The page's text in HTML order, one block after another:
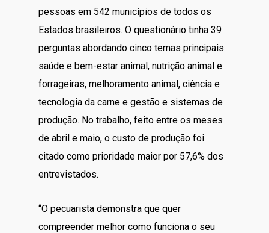
pessoas em 542 municípios de todos os
Estados brasileiros. O questionário tinha 39
perguntas abordando cinco temas principais:
saúde e bem-estar animal, nutrição animal e
forrageiras, melhoramento animal, ciência e
tecnologia da carne e gestão e sistemas de
produção. No trabalho, feito entre os meses
de abril e maio, o custo de produção foi
citado como prioridade maior por 57,6% dos
entrevistados.
“O pecuarista demonstra que quer
compreender melhor como funciona o seu